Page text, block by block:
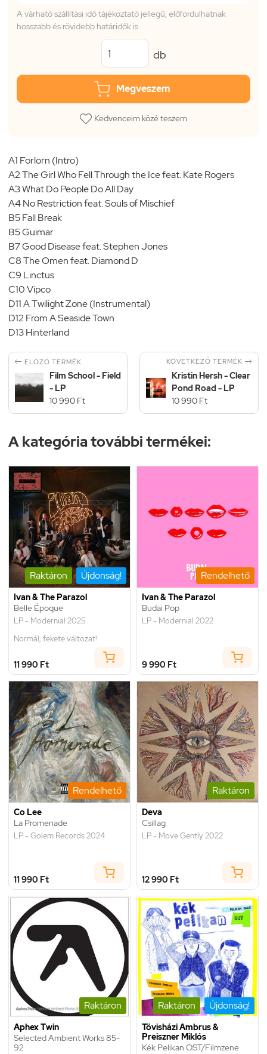
A várható szállítási idő tájékoztató jellegű, előfordulhatnak
hosszabb és rövidebb határidők is
db
Megveszem
Kedvenceim közé teszem
A1 Forlorn (Intro)
A2 The Girl Who Fell Through the Ice feat. Kate Rogers
A3 What Do People Do All Day
A4 No Restriction feat. Souls of Mischief
B5 Fall Break
B5 Guimar
B7 Good Disease feat. Stephen Jones
C8 The Omen feat. Diamond D
C9 Linctus
C10 Vipco
D11 A Twilight Zone (Instrumental)
D12 From A Seaside Town
D13 Hinterland
 ELŐZŐ TERMÉK
Film School - Field
- LP
10 990 Ft
KÖVETKEZŐ TERMÉK 
Kristin Hersh - Clear
Pond Road - LP
10 990 Ft
A kategória további termékei:
Raktáron Újdonság!
Ivan & The Parazol
Belle Époque
LP - Modernial 2025
Normál, fekete változat!
11 990 Ft
Rendelhető
Ivan & The Parazol
Budai Pop
LP - Modernial 2022
9 990 Ft
Rendelhető
Co Lee
La Promenade
LP - Golem Records 2024
11 990 Ft
Raktáron
Deva
Csillag
LP - Move Gently 2022
12 990 Ft
Raktáron
Aphex Twin
Selected Ambient Works 85-
92
Raktáron Újdonság!
Tövisházi Ambrus &
Preiszner Miklós
Kék Pelikan OST/Filmzene